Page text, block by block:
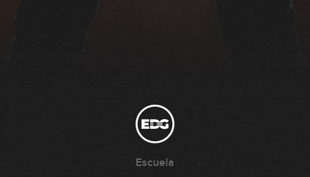
Escuela